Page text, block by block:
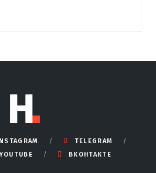
INSTAGRAM
TELEGRAM
ВКОНТАКТЕ